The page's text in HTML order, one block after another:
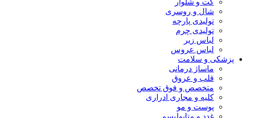
کت و شلوار
شال و روسری
تولیدی پارچه
تولیدی چرم
لباس زیر
لباس عروس
پزشکی و سلامت
ماساژ درمانی
قلب و عروق
متخصص و فوق تخصص
کلیه و مجاری ادراری
پوست و مو